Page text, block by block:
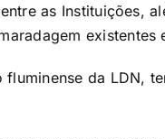
as Instituições,
existentes
da LDN,